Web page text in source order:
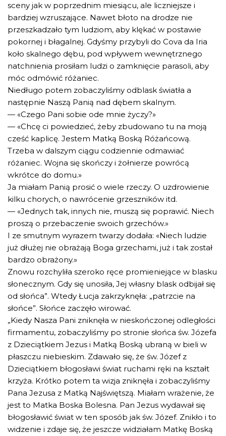
sceny jak w poprzednim miesiącu, ale liczniejsze i
bardziej wzruszające. Nawet błoto na drodze nie
przeszkadzało tym ludziom, aby klękać w postawie
pokornej i błagalnej. Gdyśmy przybyli do Cova da Iria
koło skalnego dębu, pod wpływem wewnętrznego
natchnienia prosiłam ludzi o zamknięcie parasoli, aby
móc odmówić różaniec.
Niedługo potem zobaczyliśmy odblask światła a
następnie Naszą Panią nad dębem skalnym.
— «Czego Pani sobie ode mnie życzy?»
— «Chcę ci powiedzieć, żeby zbudowano tu na moją
cześć kaplicę. Jestem Matką Boską Różańcową.
Trzeba w dalszym ciągu codziennie odmawiać
różaniec. Wojna się skończy i żołnierze powrócą
wkrótce do domu.»
Ja miałam Panią prosić o wiele rzeczy. O uzdrowienie
kilku chorych, o nawrócenie grzeszników itd.
— «Jednych tak, innych nie, muszą się poprawić. Niech
proszą o przebaczenie swoich grzechów.»
I ze smutnym wyrazem twarzy dodała: «Niech ludzie
już dłużej nie obrażają Boga grzechami, już i tak został
bardzo obrażony.»
Znowu rozchyliła szeroko ręce promieniejące w blasku
słonecznym. Gdy się unosiła, Jej własny blask odbijał się
od słońca”. Wtedy Łucja zakrzyknęła: „patrzcie na
słońce”. Słońce zaczęło wirować.
„Kiedy Nasza Pani zniknęła w nieskończonej odległości
firmamentu, zobaczyliśmy po stronie słońca św. Józefa
z Dzieciątkiem Jezus i Matką Boską ubraną w bieli w
płaszczu niebieskim. Zdawało się, że św. Józef z
Dzieciątkiem błogosławi świat ruchami ręki na kształt
krzyża. Krótko potem ta wizja zniknęła i zobaczyliśmy
Pana Jezusa z Matką Najświętszą. Miałam wrażenie, że
jest to Matka Boska Bolesna. Pan Jezus wydawał się
błogosławić świat w ten sposób jak św. Józef. Znikło i to
widzenie i zdaje się, że jeszcze widziałam Matkę Boską